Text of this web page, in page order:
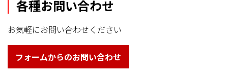
各種お問い合わせ
お気軽にお問い合わせください
フォームからのお問い合わせ